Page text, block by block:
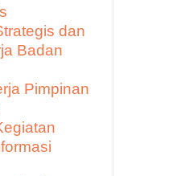
dan
Badan
Pimpinan